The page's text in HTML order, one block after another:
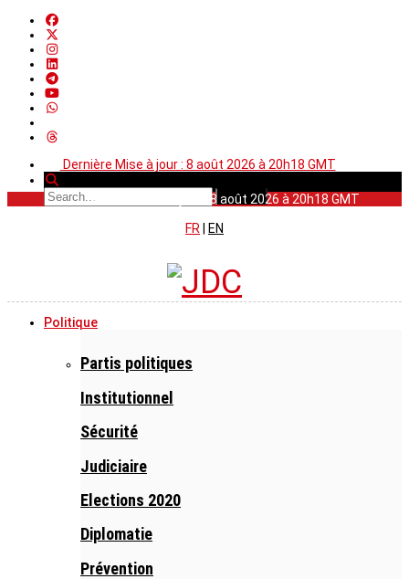
Dernière Mise à jour : 8 août 2026 à 20h18 GMT
Dernière Mise à jour : 8 août 2026 à 20h18 GMT
FR
EN
Politique
Partis politiques
Institutionnel
Sécurité
Judiciaire
Elections 2020
Diplomatie
Prévention